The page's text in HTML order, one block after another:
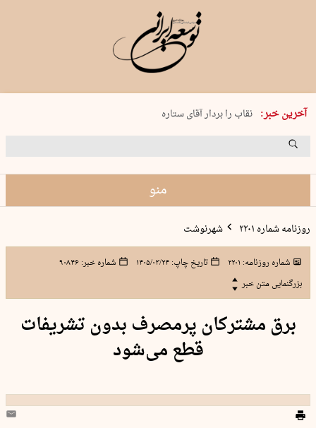
آخرین خبر:
پنجشنبه 15 مرداد 1405 شماره 2243
نقاب را بردار آقای ستاره
کدام فوتبال؟
منو
روزنامه شماره ۲۲۰۱ شهرنوشت
شماره روزنامه: ۲۲۰۱ تاریخ چاپ:۱۴۰۵/۰۳/۲۴ شماره خبر:۹۰۸۴۶
بزرگنمایی متن خبر
برق مشترکان پرمصرف بدون تشریفات
قطع می‌شود